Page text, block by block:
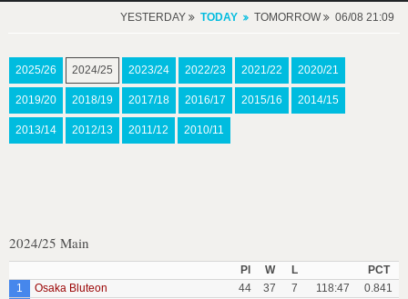
YESTERDAY TODAY TOMORROW 06/08 21:09
2025/26 2024/25 2023/24 2022/23 2021/22 2020/21
2019/20 2018/19 2017/18 2016/17 2015/16 2014/15
2013/14 2012/13 2011/12 2010/11
2024/25 Main
Pl W L
PCT
1
Osaka Bluteon 44 37 7 118:47
0.841